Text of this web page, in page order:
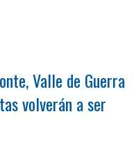
Valle de Guerra
volverán a ser